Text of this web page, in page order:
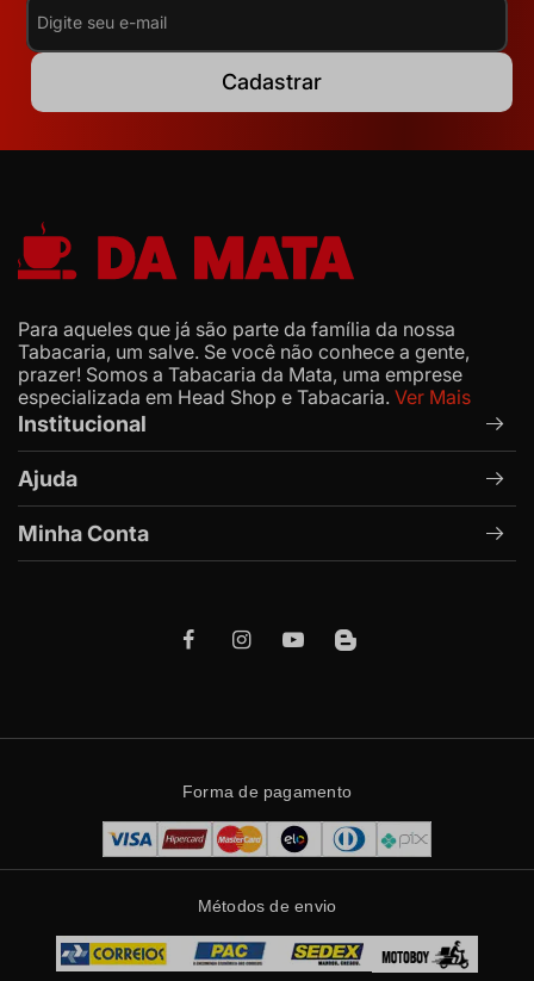
Cadastrar
Para aqueles que já são parte da família da nossa
Tabacaria, um salve. Se você não conhece a gente,
prazer! Somos a Tabacaria da Mata, uma emprese
especializada em Head Shop e Tabacaria. Ver Mais
Institucional
Ajuda
Minha Conta
Forma de pagamento
Métodos de envio